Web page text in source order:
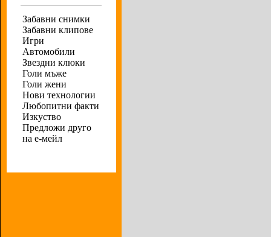
Забавни снимки
Забавни клипове
Игри
Автомобили
Звездни клюки
Голи мъже
Голи жени
Нови технологии
Любопитни факти
Изкуство
Предложи друго
на е-мейл